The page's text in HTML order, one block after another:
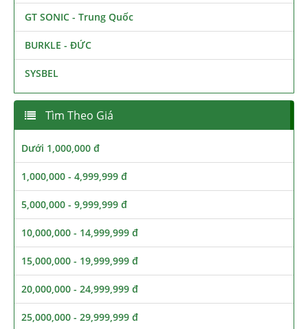
GT SONIC - Trung Quốc
BURKLE - ĐỨC
SYSBEL
Tìm Theo Giá
Dưới 1,000,000 đ
1,000,000 - 4,999,999 đ
5,000,000 - 9,999,999 đ
10,000,000 - 14,999,999 đ
15,000,000 - 19,999,999 đ
20,000,000 - 24,999,999 đ
25,000,000 - 29,999,999 đ